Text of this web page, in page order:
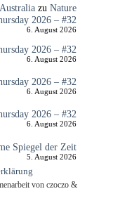
zu Nature
2026 – #32
6. August 2026
2026 – #32
6. August 2026
2026 – #32
6. August 2026
2026 – #32
6. August 2026
Spiegel der Zeit
5. August 2026
von czoczo &